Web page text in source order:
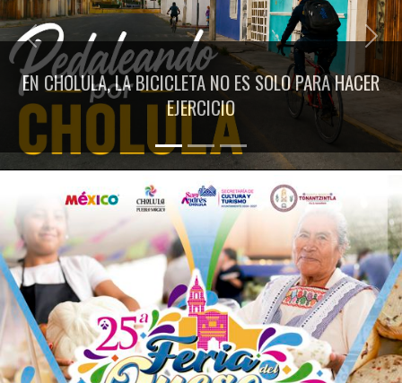
EN CHOLULA, LA BICICLETA NO ES SOLO PARA HACER
EJERCICIO
Previous Next